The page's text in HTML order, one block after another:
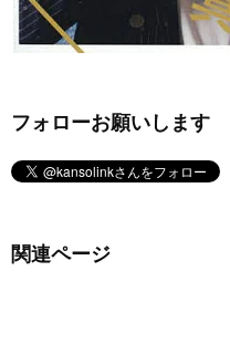
フォローお願いします
関連ページ